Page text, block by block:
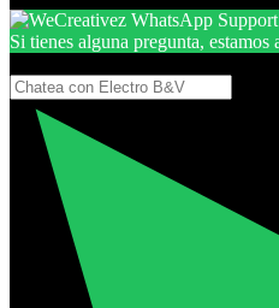
Si tienes alguna pregunta, estamos